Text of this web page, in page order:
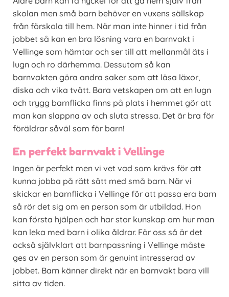
skolan men små barn behöver en vuxens sällskap
från förskola till hem. När man inte hinner i tid från
jobbet så kan en bra lösning vara en barnvakt i
Vellinge som hämtar och ser till att mellanmål äts i
lugn och ro därhemma. Dessutom så kan
barnvakten göra andra saker som att läsa läxor,
diska och vika tvätt. Bara vetskapen om att en lugn
och trygg barnflicka finns på plats i hemmet gör att
man kan slappna av och sluta stressa. Det är bra för
föräldrar såväl som för barn!
En perfekt barnvakt i Vellinge
Ingen är perfekt men vi vet vad som krävs för att
kunna jobba på rätt sätt med små barn. När vi
skickar en barnflicka i Vellinge för att passa era barn
så rör det sig om en person som är utbildad. Hon
kan första hjälpen och har stor kunskap om hur man
kan leka med barn i olika åldrar. För oss så är det
också självklart att barnpassning i Vellinge måste
ges av en person som är genuint intresserad av
jobbet. Barn känner direkt när en barnvakt bara vill
sitta av tiden.